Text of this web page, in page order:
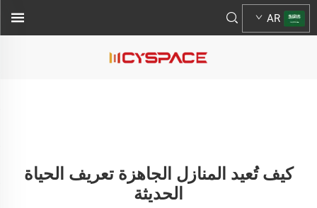
AR
كيف تُعيد المنازل الجاهزة تعريف الحياة
الحديثة